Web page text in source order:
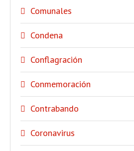
Comunales
Condena
Conflagración
Conmemoración
Contrabando
Coronavirus